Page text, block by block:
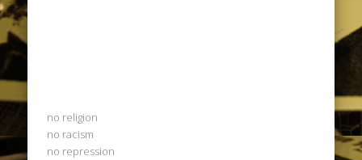
no religion
no racism
no repression